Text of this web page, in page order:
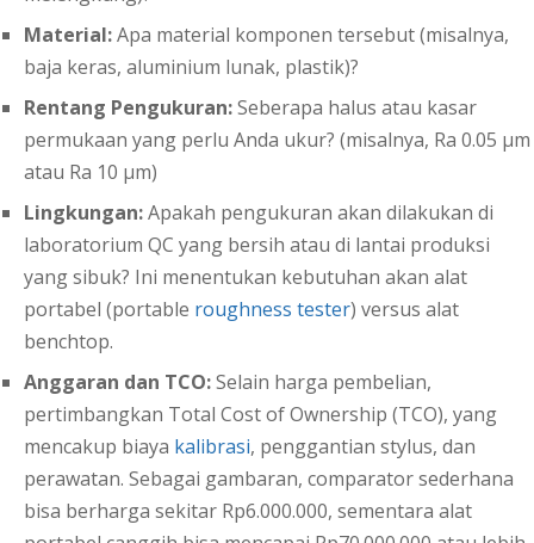
Material:Apa material komponen tersebut (misalnya,
baja keras, aluminium lunak, plastik)?
Rentang Pengukuran:Seberapa halus atau kasar
permukaan yang perlu Anda ukur? (misalnya, Ra 0.05 µm
atau Ra 10 µm)
Lingkungan:Apakah pengukuran akan dilakukan di
laboratorium QC yang bersih atau di lantai produksi
yang sibuk? Ini menentukan kebutuhan akan alat
portabel (portable roughness tester) versus alat
benchtop.
Anggaran dan TCO:Selain harga pembelian,
pertimbangkan Total Cost of Ownership (TCO), yang
mencakup biaya kalibrasi, penggantian stylus, dan
perawatan. Sebagai gambaran, comparator sederhana
bisa berharga sekitar Rp6.000.000, sementara alat